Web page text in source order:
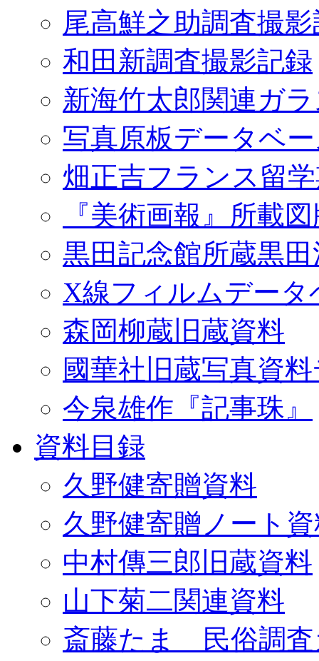
尾高鮮之助調査撮
和田新調査撮影記録
新海竹太郎関連ガ
写真原板データベ
畑正吉フランス留
『美術画報』所載
黒田記念館所蔵黒
X線フィルムデータ
森岡柳蔵旧蔵資料
國華社旧蔵写真資
今泉雄作『記事珠』
資料目録
久野健寄贈資料
久野健寄贈ノート
中村傳三郎旧蔵資料
山下菊二関連資料
斎藤たま 民俗調査